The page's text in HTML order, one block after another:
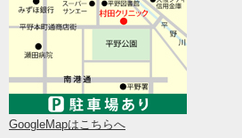
GoogleMapはこちらへ